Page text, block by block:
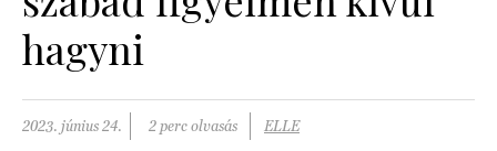
PSZICHÉ
PÁRKAPCSOLAT
hagyni
2023. június 24. 2 perc olvasás ELLE